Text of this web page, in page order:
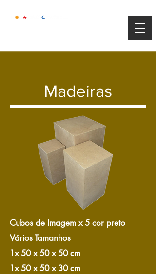
Madeiras
Cubos de Imagem x 5 cor preto
Vários Tamanhos
1x 50 x 50 x 50 cm
1x 50 x 50 x 30 cm